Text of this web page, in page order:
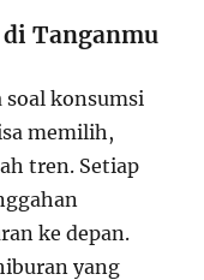
di Tanganmu
konsumsi
memilih,
tren. Setiap
ke depan.
yang